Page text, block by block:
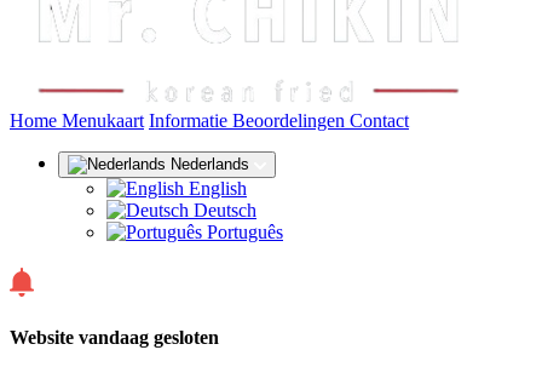
Home (huidige)
Menukaart Informatie Beoordelingen Contact
Nederlands
English
Deutsch
Português
Website vandaag gesloten